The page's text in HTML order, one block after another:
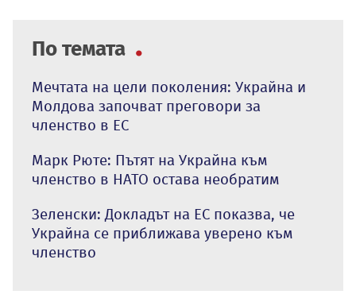
По темата
Мечтата на цели поколения: Украйна и
Молдова започват преговори за
членство в ЕС
Марк Рюте: Пътят на Украйна към
членство в НАТО остава необратим
Зеленски: Докладът на ЕС показва, че
Украйна се приближава уверено към
членство